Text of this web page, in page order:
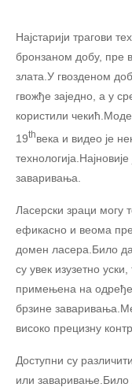
Најстарији трагови
бронзаном добу, пре
злата.У гвозденом
гвожђе заједно, а у
користили
19thвека и видео је
заваривања.
Ласерски зраци могу
ефикасно и веома
домен ласера.Било
су увек изузетно
примењена на
брзине
високо прецизну
Доступни су
или